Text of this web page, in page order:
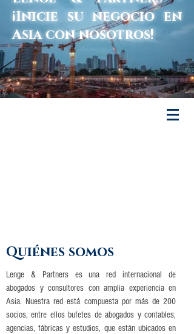
Lenge & Partners
¡Inicie su negocio en
Asia con nosotros!
Quiénes somos
Lenge & Partners es una red internacional de
abogados y consultores con amplia experiencia en
Asia. Nuestra red está compuesta por más de 200
socios, entre ellos bufetes de abogados y contables,
agencias, fábricas y estudios, que están ubicados en